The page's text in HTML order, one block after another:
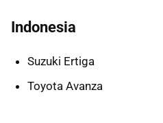
Indonesia
Suzuki Ertiga
Toyota Avanza